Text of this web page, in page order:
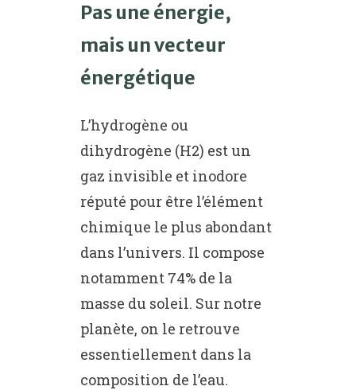
Pas une énergie,
mais un vecteur
énergétique
L’hydrogène ou
dihydrogène (H2) est un
gaz invisible et inodore
réputé pour être l’élément
chimique le plus abondant
dans l’univers. Il compose
notamment 74% de la
masse du soleil. Sur notre
planète, on le retrouve
essentiellement dans la
composition de l’eau.